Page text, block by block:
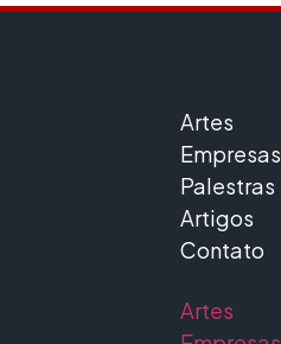
Artes
Empresas
Palestras
Artigos
Contato
Artes